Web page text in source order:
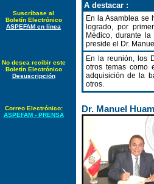
Suscríbase al
Boletín Electrónico
ASPEFAM en línea
No desea recibir este
Boletín Electrónico
Desuscripción
Correo Electrónico:
ASPEFAM - PRENSA
A destacar :
En la Asamblea se
logrado, por
Médico, durante
preside el Dr.
En la reunión, los
otros temas como
adquisición de la
otros.
Dr. Manuel